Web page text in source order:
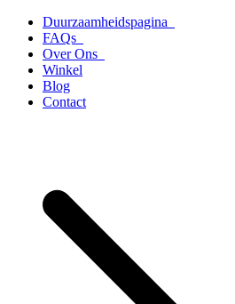
naar
inhoud
Duurzaamheidspagina
FAQs
Over Ons
Winkel
Blog
Contact